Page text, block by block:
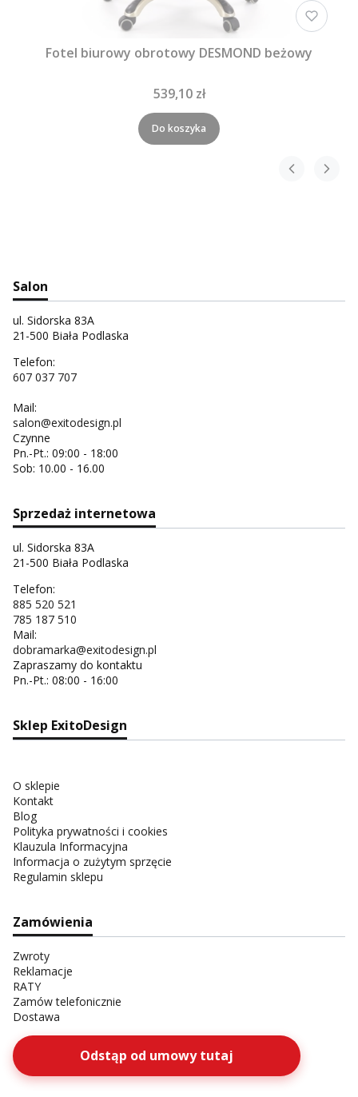
Fotel biurowy obrotowy DESMOND beżowy
539,10 zł
Do koszyka
Salon
ul. Sidorska 83A
21-500 Biała Podlaska
Telefon:
607 037 707
Mail:
salon@exitodesign.pl
Czynne
Pn.-Pt.: 09:00 - 18:00
Sob: 10.00 - 16.00
Sprzedaż internetowa
ul. Sidorska 83A
21-500 Biała Podlaska
Telefon:
885 520 521
785 187 510
Mail:
dobramarka@exitodesign.pl
Zapraszamy do kontaktu
Pn.-Pt.: 08:00 - 16:00
Sklep ExitoDesign
O sklepie
Kontakt
Blog
Polityka prywatności i cookies
Klauzula Informacyjna
Informacja o zużytym sprzęcie
Regulamin sklepu
Zamówienia
Zwroty
Reklamacje
RATY
Zamów telefonicznie
Dostawa
Odstąp od umowy tutaj